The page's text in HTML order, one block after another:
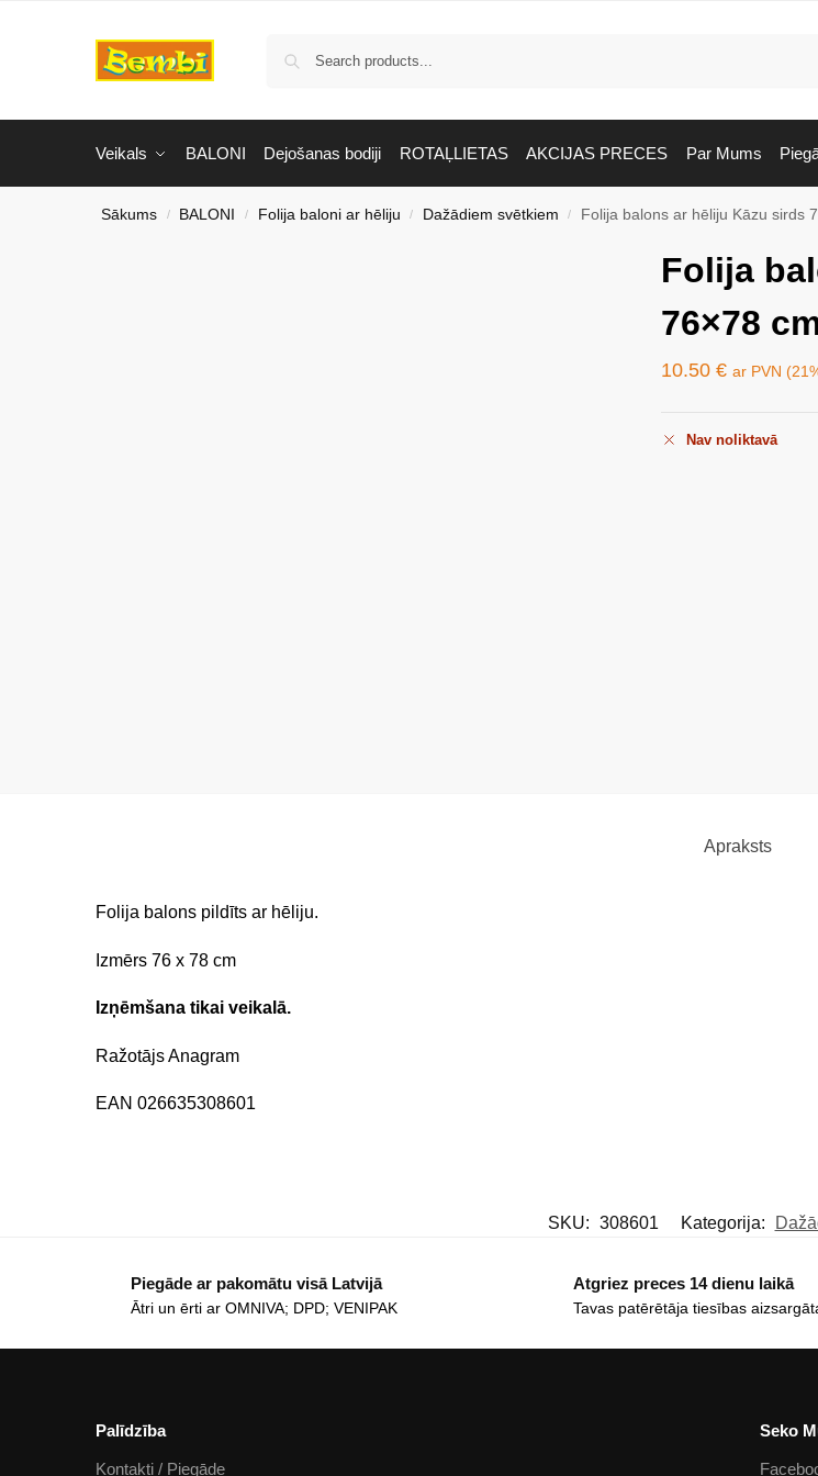
Veikals BALONI Dejošanas bodiji ROTAĻLIETAS AKCIJAS PRECES Par Mums
Sākums / BALONI / Folija baloni ar hēliju / Dažādiem svētkiem / Folija balons ar hēliju Kāzu sirds
Folija
76×78
10.50 € ar PVN
Nav noliktavā
Apraksts
Folija balons pildīts ar hēliju.
Izmērs 76 x 78 cm
Izņēmšana tikai veikalā.
Ražotājs Anagram
EAN 026635308601
SKU: 308601 Kategorija:
Piegāde ar pakomātu visā Latvijā
Ātri un ērti ar OMNIVA; DPD; VENIPAK
Atgriez preces 14 dienu laikā
Tavas patērētāja tiesības
Palīdzība
Kontakti / Piegāde
Seko